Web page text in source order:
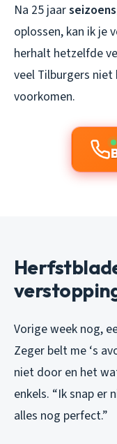
Na 25 jaar
oplossen, kan ik je
herhalt hetzelfde
veel Tilburgers niet
voorkomen.
Vorige week nog,
Zeger belt me ‘s
niet door en het
enkels. “Ik snap er
alles nog perfect.”